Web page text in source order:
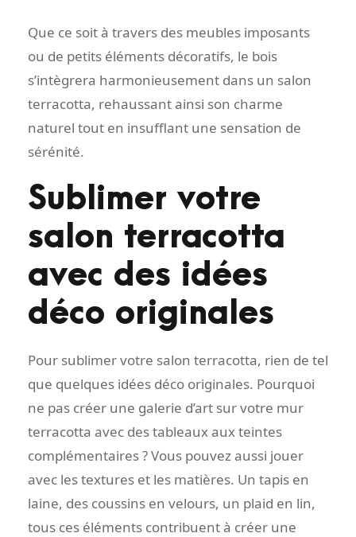
Que ce soit à travers des meubles imposants
ou de petits éléments décoratifs, le bois
s’intègrera harmonieusement dans un salon
terracotta, rehaussant ainsi son charme
naturel tout en insufflant une sensation de
sérénité.
Sublimer votre
salon terracotta
avec des idées
déco originales
Pour sublimer votre salon terracotta, rien de tel
que quelques idées déco originales. Pourquoi
ne pas créer une galerie d’art sur votre mur
terracotta avec des tableaux aux teintes
complémentaires ? Vous pouvez aussi jouer
avec les textures et les matières. Un tapis en
laine, des coussins en velours, un plaid en lin,
tous ces éléments contribuent à créer une